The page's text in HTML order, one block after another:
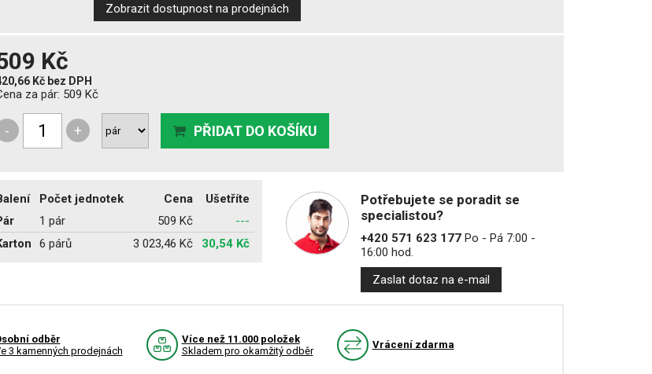
Zobrazit dostupnost na prodejnách
Kč
Kč bez DPH
za pár: 509 Kč
- + PŘIDAT DO KOŠÍKU
Počet jednotek Cena
Ušetříte
1 pár 509 Kč
---
6 párů 3 023,46 Kč 30,54 Kč
Potřebujete se poradit se
specialistou?
+420 571 623 177Po - Pá 7:00 -
16:00 hod.
Zaslat dotaz na e-mail
odběr
3 kamenných prodejnách
Více než 11.000 položek
Skladem pro okamžitý odběr
Vrácení zdarma